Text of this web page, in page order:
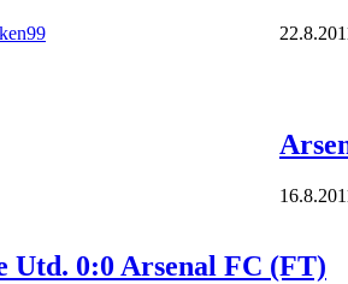
Utd. 0:0 Arsenal FC (FT)